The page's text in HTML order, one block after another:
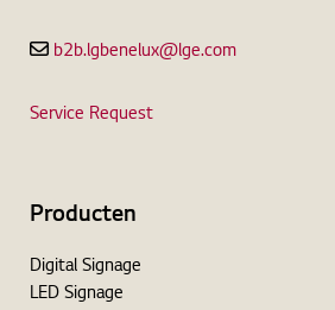
b2b.lgbenelux@lge.com
Service Request
Producten
Digital Signage
LED Signage